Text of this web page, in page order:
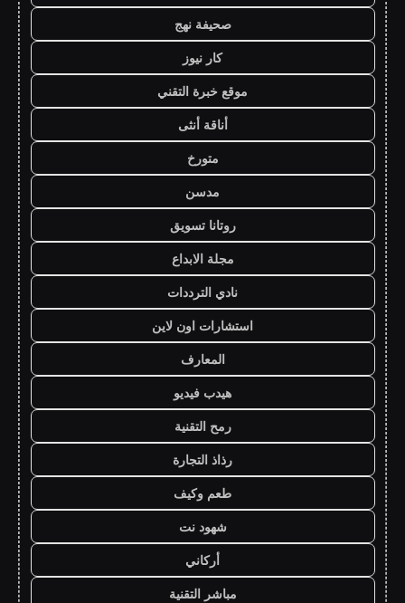
صحيفة نهج
كار نيوز
موقع خبرة التقني
أناقة أنثى
متورخ
مدسن
روتانا تسويق
مجلة الابداع
نادي الترددات
استشارات اون لاين
المعارف
هيدب فيديو
رمح التقنية
رذاذ التجارة
طعم وكيف
شهود نت
أركاني
مباشر التقنية